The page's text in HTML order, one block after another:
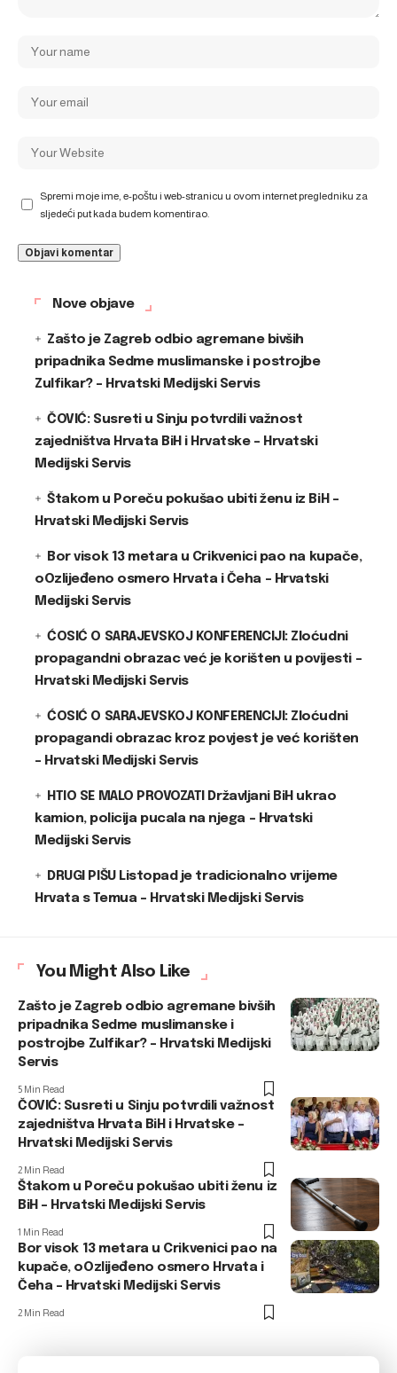
Spremi moje ime, e-poštu i web-stranicu u ovom internet pregledniku za
sljedeći put kada budem komentirao.
Nove objave
Zašto je Zagreb odbio agremane bivših
pripadnika Sedme muslimanske i postrojbe
Zulfikar? – Hrvatski Medijski Servis
ČOVIĆ: Susreti u Sinju potvrdili važnost
zajedništva Hrvata BiH i Hrvatske – Hrvatski
Medijski Servis
Štakom u Poreču pokušao ubiti ženu iz BiH –
Hrvatski Medijski Servis
Bor visok 13 metara u Crikvenici pao na kupače,
oOzlijeđeno osmero Hrvata i Čeha – Hrvatski
Medijski Servis
ĆOSIĆ O SARAJEVSKOJ KONFERENCIJI: Zloćudni
propagandni obrazac već je korišten u povijesti –
Hrvatski Medijski Servis
ĆOSIĆ O SARAJEVSKOJ KONFERENCIJI: Zloćudni
propagandi obrazac kroz povjest je već korišten
– Hrvatski Medijski Servis
HTIO SE MALO PROVOZATI Državljani BiH ukrao
kamion, policija pucala na njega – Hrvatski
Medijski Servis
DRUGI PIŠU Listopad je tradicionalno vrijeme
Hrvata s Temua – Hrvatski Medijski Servis
You Might Also Like
Zašto je Zagreb odbio agremane bivših
pripadnika Sedme muslimanske i
postrojbe Zulfikar? – Hrvatski Medijski
Servis
5 Min Read
ČOVIĆ: Susreti u Sinju potvrdili važnost
zajedništva Hrvata BiH i Hrvatske –
Hrvatski Medijski Servis
2 Min Read
Štakom u Poreču pokušao ubiti ženu iz
BiH – Hrvatski Medijski Servis
1 Min Read
Bor visok 13 metara u Crikvenici pao na
kupače, oOzlijeđeno osmero Hrvata i
Čeha – Hrvatski Medijski Servis
2 Min Read